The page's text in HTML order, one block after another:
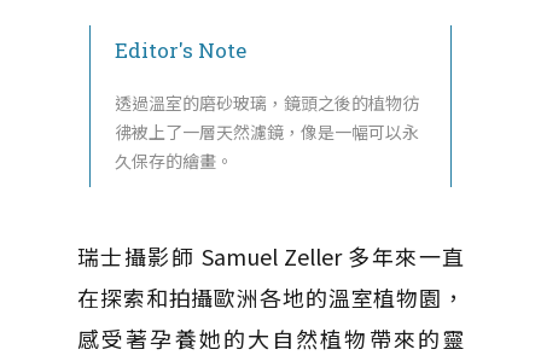
Editor's Note
透過溫室的磨砂玻璃，鏡頭之後的植物彷
彿被上了一層天然濾鏡，像是一幅可以永
久保存的繪畫。
瑞士攝影師 Samuel Zeller 多年來一直
在探索和拍攝歐洲各地的溫室植物園，
感受著孕養她的大自然植物帶來的靈